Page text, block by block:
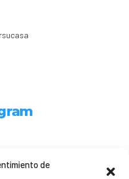
de
Mi tienda de productos ECO